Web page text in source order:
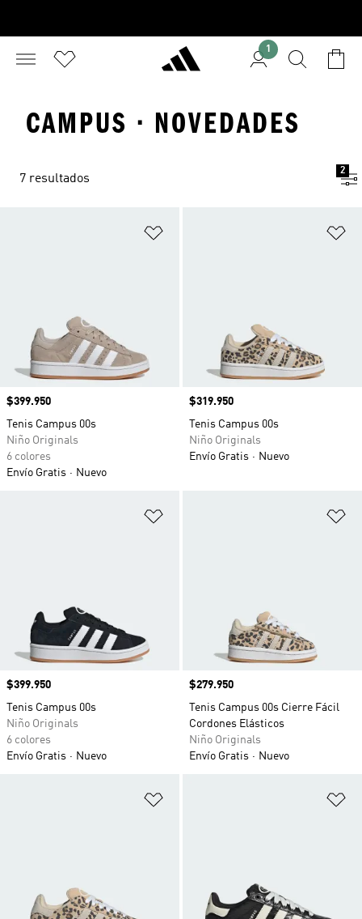
1
CAMPUS · NOVEDADES
7 resultados
2
Precio
$399.950
Tenis Campus 00s
Niño Originals
6 colores
Envío Gratis
Nuevo
Precio
$319.950
Tenis Campus 00s
Niño Originals
Envío Gratis
Nuevo
Precio
$399.950
Tenis Campus 00s
Niño Originals
6 colores
Envío Gratis
Nuevo
Precio
$279.950
Tenis Campus 00s Cierre Fácil
Cordones Elásticos
Niño Originals
Envío Gratis
Nuevo